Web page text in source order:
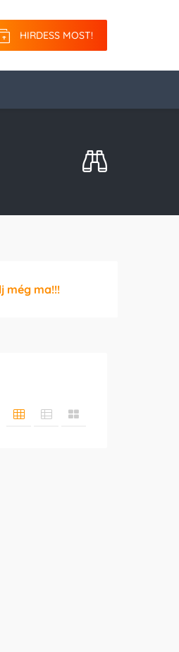
HIRDESS MOST!
még ma!!!